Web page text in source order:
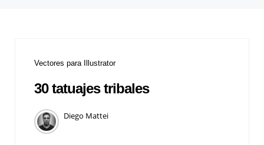
Vectores para Illustrator
30 tatuajes tribales
Diego Mattei